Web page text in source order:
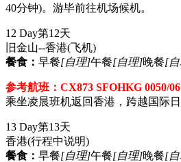
40分钟)。游毕前往机场候机。
12 Day第12天
旧金山--香港(飞机)
餐食： 早餐[自理]午餐[自理]晚餐[
参考航班：CX873 SFOHKG 0050/
乘坐凌晨班机返回香港，跨越国际
13 Day第13天
香港(行程中说明)
餐食： 早餐[自理]午餐[自理]晚餐[